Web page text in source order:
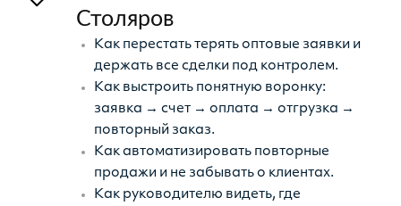
Столяров
Как перестать терять оптовые заявки и
держать все сделки под контролем.
Как выстроить понятную воронку:
заявка → счет → оплата → отгрузка →
повторный заказ.
Как автоматизировать повторные
продажи и не забывать о клиентах.
Как руководителю видеть, где